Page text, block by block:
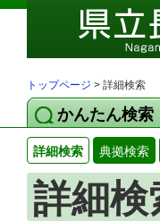
トップページ > 詳細検索
かんたん検索
詳細検索 典拠検索
詳細検